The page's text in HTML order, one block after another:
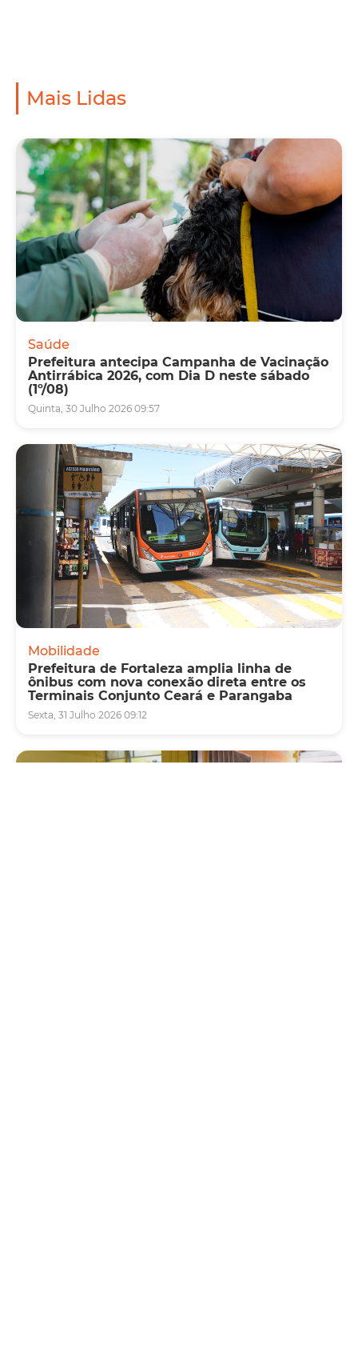
Mais Lidas
Saúde
Prefeitura antecipa Campanha de Vacinação
Antirrábica 2026, com Dia D neste sábado
(1º/08)
Quinta, 30 Julho 2026 09:57
Mobilidade
Prefeitura de Fortaleza amplia linha de
ônibus com nova conexão direta entre os
Terminais Conjunto Ceará e Parangaba
Sexta, 31 Julho 2026 09:12